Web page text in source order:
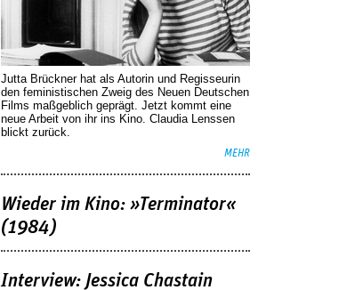
Jutta Brückner hat als Autorin und Regisseurin
den feministischen Zweig des Neuen Deutschen
Films maßgeblich geprägt. Jetzt kommt eine
neue Arbeit von ihr ins Kino. Claudia Lenssen
blickt zurück.
MEHR
Wieder im Kino: »Terminator«
(1984)
Interview: Jessica Chastain